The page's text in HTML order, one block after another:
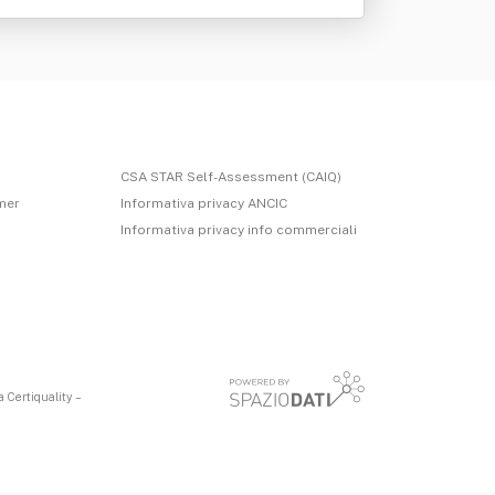
CSA STAR Self-Assessment (CAIQ)
Informativa privacy ANCIC
Informativa privacy info commerciali
Certiquality –